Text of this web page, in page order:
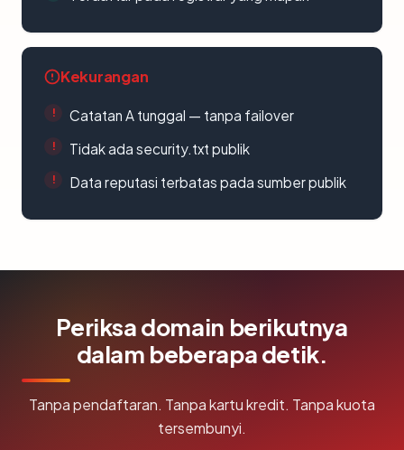
Kekurangan
Catatan A tunggal — tanpa failover
Tidak ada security.txt publik
Data reputasi terbatas pada sumber publik
Periksa domain berikutnya
dalam beberapa detik.
Tanpa pendaftaran. Tanpa kartu kredit. Tanpa kuota
tersembunyi.